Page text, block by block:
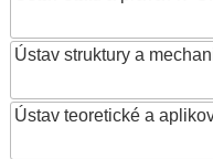
Ústav struktury a
Ústav teoretické a